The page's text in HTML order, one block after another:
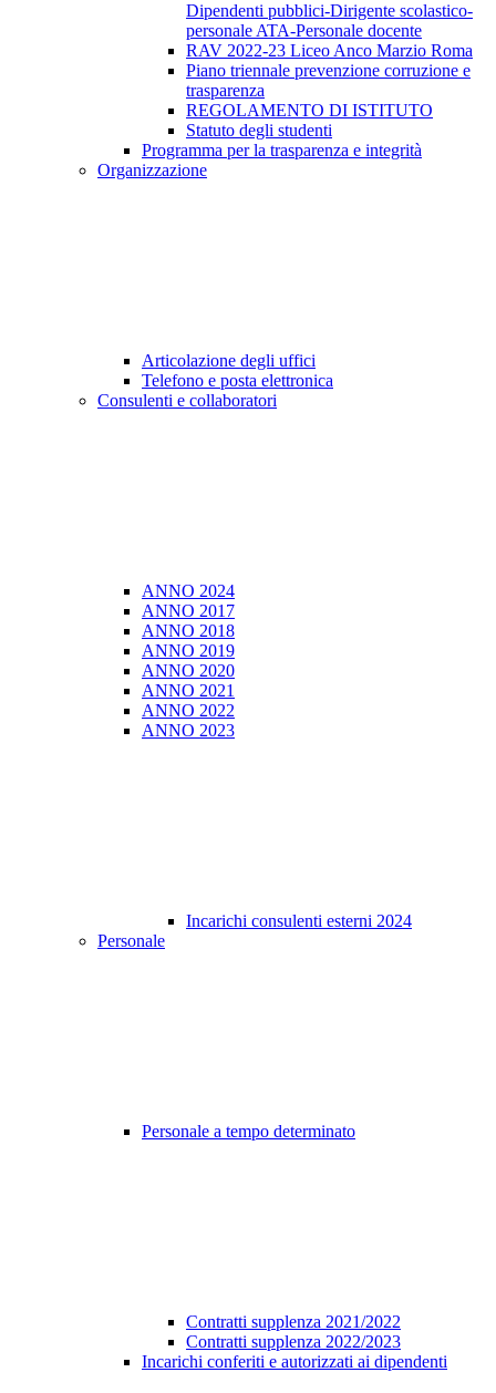
Dipendenti pubblici-Dirigente scolastico-
personale ATA-Personale docente
RAV 2022-23 Liceo Anco Marzio Roma
Piano triennale prevenzione corruzione e
trasparenza
REGOLAMENTO DI ISTITUTO
Statuto degli studenti
Programma per la trasparenza e integrità
Organizzazione
Articolazione degli uffici
Telefono e posta elettronica
Consulenti e collaboratori
ANNO 2024
ANNO 2017
ANNO 2018
ANNO 2019
ANNO 2020
ANNO 2021
ANNO 2022
ANNO 2023
Incarichi consulenti esterni 2024
Personale
Personale a tempo determinato
Contratti supplenza 2021/2022
Contratti supplenza 2022/2023
Incarichi conferiti e autorizzati ai dipendenti